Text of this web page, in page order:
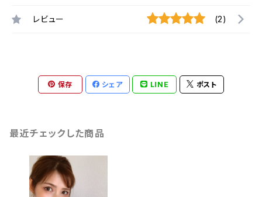
レビュー (2)
保存 シェア LINE ポスト
最近チェックした商品